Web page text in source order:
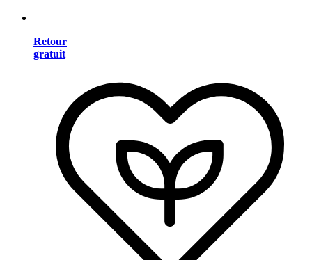
Retour
gratuit